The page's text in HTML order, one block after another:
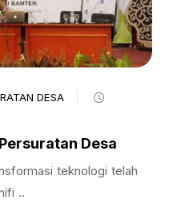
DESA
Desa
teknologi telah
..